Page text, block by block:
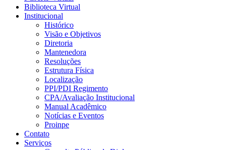
Biblioteca Virtual
Institucional
Histórico
Visão e Objetivos
Diretoria
Mantenedora
Resoluções
Estrutura Física
Localização
PPI/PDI Regimento
CPA/Avaliação Institucional
Manual Acadêmico
Notícias e Eventos
Proinpe
Contato
Serviços